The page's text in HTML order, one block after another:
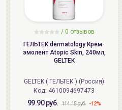
/ 0 отзывов
ГЕЛЬТЕК dermatology Крем-
эмолент Atopic Skin, 240мл,
GELTEK
GELTEK ( ГЕЛЬТЕК ) (Россия)
Код: 4610094697473
99.90 руб. 114.15 руб. -12%